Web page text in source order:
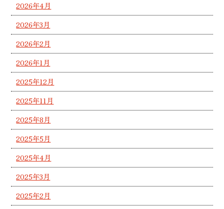
2026年4月
2026年3月
2026年2月
2026年1月
2025年12月
2025年11月
2025年8月
2025年5月
2025年4月
2025年3月
2025年2月